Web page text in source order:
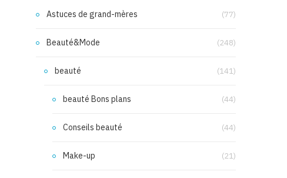
Astuces de grand-mères (77)
Beauté&Mode (248)
beauté (141)
beauté Bons plans (44)
Conseils beauté (44)
Make-up (21)